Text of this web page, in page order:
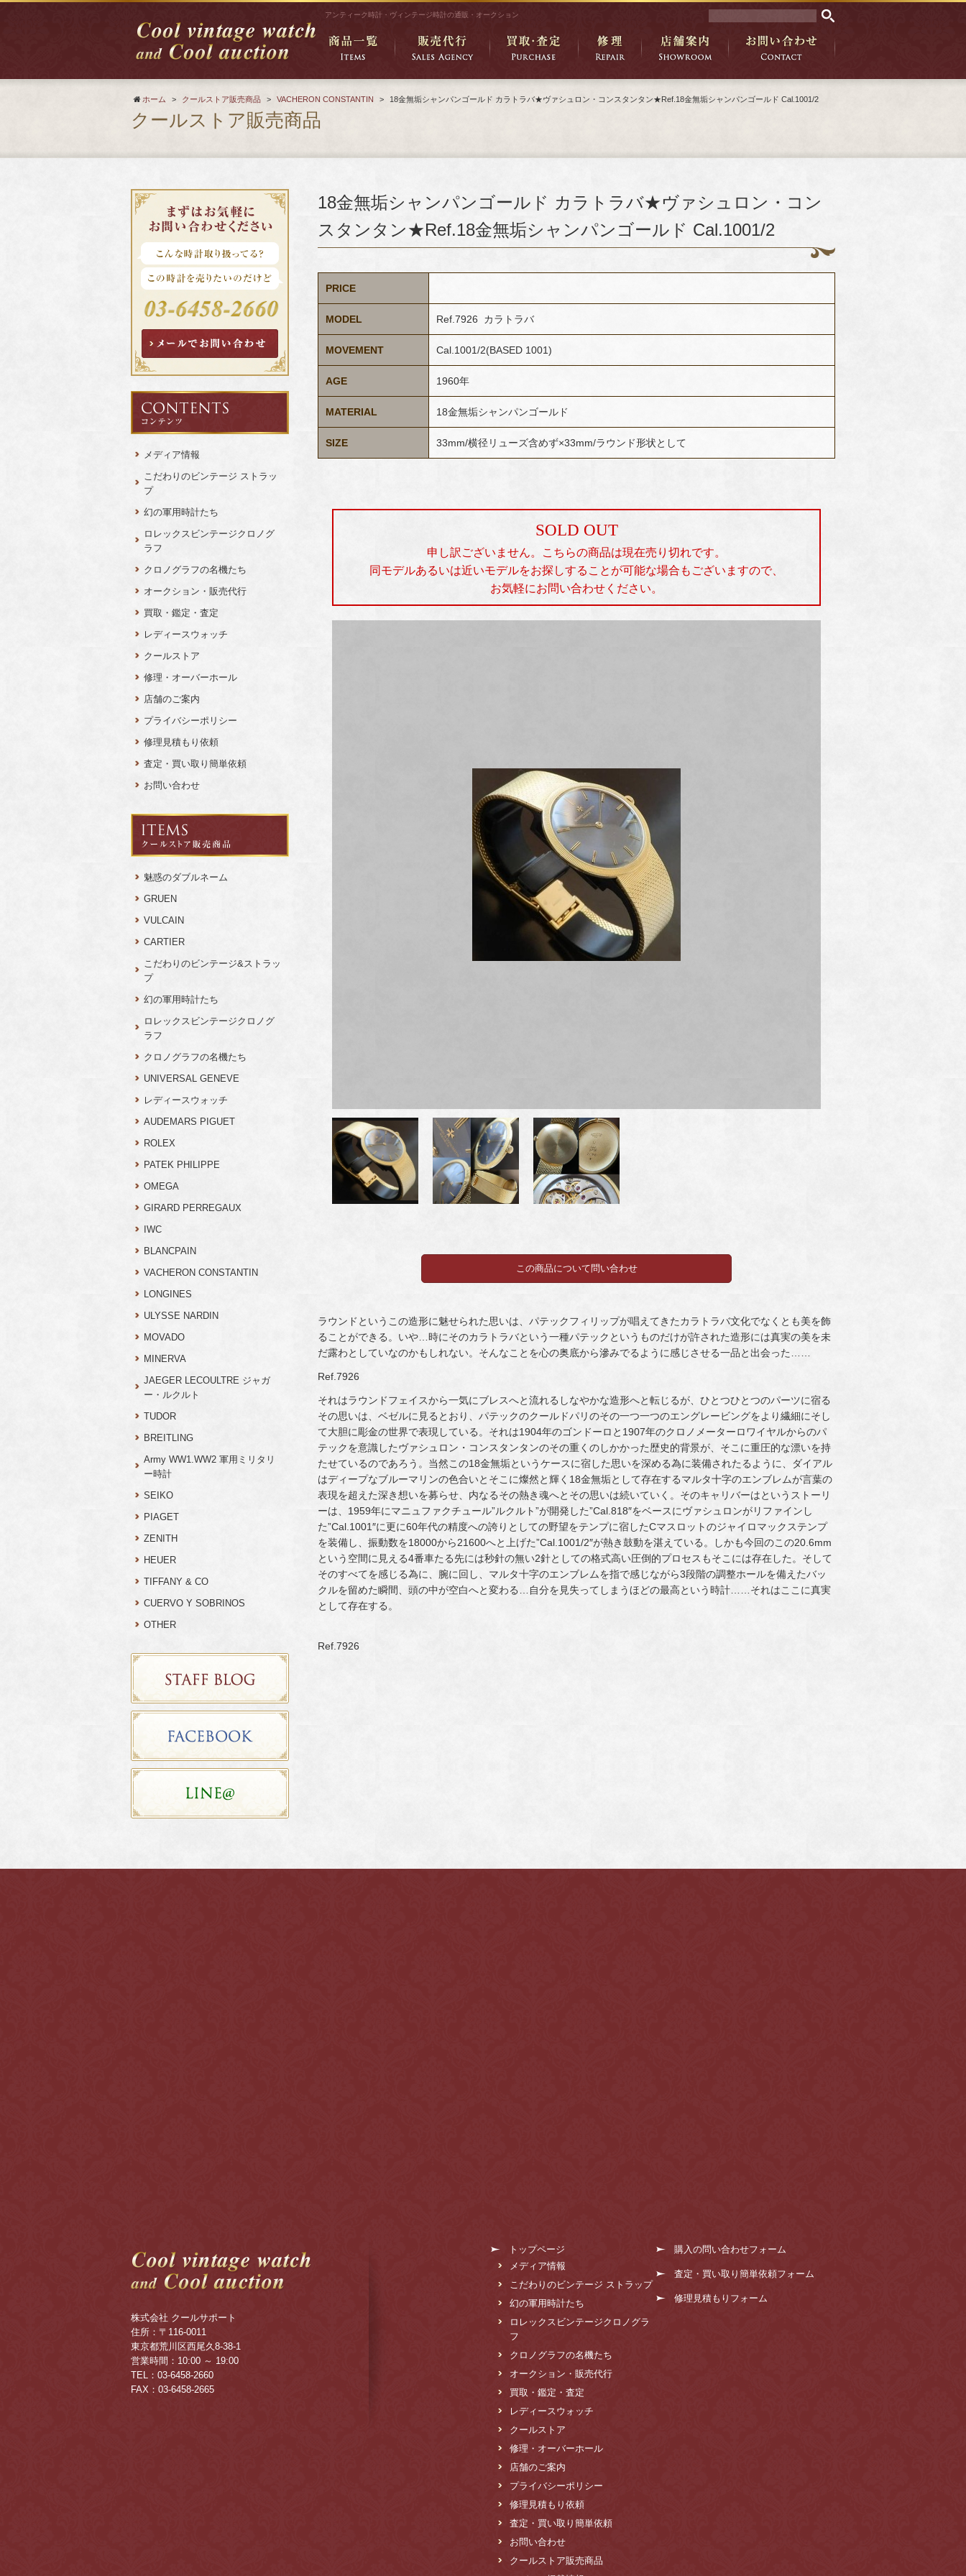
アンティーク時計・ヴィンテージ時計の通販・オークション
ホーム > クールストア販売商品 > VACHERON CONSTANTIN > 18金無垢シャンパンゴールド カラトラバ★ヴァシュロン・コンスタンタン★Ref.18金無垢シャンパンゴールド Cal.1001/2
クールストア販売商品
18金無垢シャンパンゴールド カラトラバ★ヴァシュロン・コン
スタンタン★Ref.18金無垢シャンパンゴールド Cal.1001/2
PRICE
MODEL Ref.7926 カラトラバ
MOVEMENT Cal.1001/2(BASED 1001)
AGE 1960年
MATERIAL 18金無垢シャンパンゴールド
SIZE 33mm/横径リューズ含めず×33mm/ラウンド形状として
SOLD OUT
申し訳ございません。こちらの商品は現在売り切れです。
同モデルあるいは近いモデルをお探しすることが可能な場合もございますので、
お気軽にお問い合わせください。
ラウンドというこの造形に魅せられた思いは、パテックフィリップが唱えてきたカラトラバ文化でなくとも美を飾
ることができる。いや…時にそのカラトラバという一種パテックというものだけが許された造形には真実の美を未
だ露わとしていなのかもしれない。そんなことを心の奥底から滲みでるように感じさせる一品と出会った……
Ref.7926
それはラウンドフェイスから一気にブレスへと流れるしなやかな造形へと転じるが、ひとつひとつのパーツに宿る
その思いは、ベゼルに見るとおり、パテックのクールドパリのその一つ一つのエングレービングをより繊細にそし
て大胆に彫金の世界で表現している。それは1904年のゴンドーロと1907年のクロノメーターロワイヤルからのパ
テックを意識したヴァシュロン・コンスタンタンのその重くのしかかった歴史的背景が、そこに重圧的な漂いを持
たせているのであろう。当然この18金無垢というケースに宿した思いを深める為に装備されたるように、ダイアル
はディープなブルーマリンの色合いとそこに燦然と輝く18金無垢として存在するマルタ十字のエンブレムが言葉の
表現を超えた深き想いを募らせ、内なるその熱き魂へとその思いは続いていく。そのキャリバーはというストーリ
ーは、1959年にマニュファクチュール”ルクルト”が開発した”Cal.818″をベースにヴァシュロンがリファインし
た”Cal.1001″に更に60年代の精度への誇りとしての野望をテンプに宿したCマスロットのジャイロマックステンプ
を装備し、振動数を18000から21600へと上げた”Cal.1001/2″が熱き鼓動を湛えている。しかも今回のこの20.6mm
という空間に見える4番車たる先には秒針の無い2針としての格式高い圧倒的プロセスもそこには存在した。そして
そのすべてを感じる為に、腕に回し、マルタ十字のエンブレムを指で感じながら3段階の調整ホールを備えたバッ
クルを留めた瞬間、頭の中が空白へと変わる…自分を見失ってしまうほどの最高という時計……それはここに真実
として存在する。
Ref.7926
メディア情報
こだわりのビンテージ ストラッ
プ
幻の軍用時計たち
ロレックスビンテージクロノグ
ラフ
クロノグラフの名機たち
オークション・販売代行
買取・鑑定・査定
レディースウォッチ
クールストア
修理・オーバーホール
店舗のご案内
プライバシーポリシー
修理見積もり依頼
査定・買い取り簡単依頼
お問い合わせ
魅惑のダブルネーム
GRUEN
VULCAIN
CARTIER
こだわりのビンテージ&ストラッ
プ
幻の軍用時計たち
ロレックスビンテージクロノグ
ラフ
クロノグラフの名機たち
UNIVERSAL GENEVE
レディースウォッチ
AUDEMARS PIGUET
ROLEX
PATEK PHILIPPE
OMEGA
GIRARD PERREGAUX
IWC
BLANCPAIN
VACHERON CONSTANTIN
LONGINES
ULYSSE NARDIN
MOVADO
MINERVA
JAEGER LECOULTRE ジャガ
ー・ルクルト
TUDOR
BREITLING
Army WW1.WW2 軍用ミリタリ
ー時計
SEIKO
PIAGET
ZENITH
HEUER
TIFFANY & CO
CUERVO Y SOBRINOS
OTHER
株式会社 クールサポート
住所：〒116-0011
東京都荒川区西尾久8-38-1
営業時間：10:00 ～ 19:00
TEL：03-6458-2660
FAX：03-6458-2665
トップページ
メディア情報
こだわりのビンテージ ストラップ
幻の軍用時計たち
ロレックスビンテージクロノグラ
フ
クロノグラフの名機たち
オークション・販売代行
買取・鑑定・査定
レディースウォッチ
クールストア
修理・オーバーホール
店舗のご案内
プライバシーポリシー
修理見積もり依頼
査定・買い取り簡単依頼
お問い合わせ
クールストア販売商品
購入の問い合わせフォーム
査定・買い取り簡単依頼フォーム
修理見積もりフォーム